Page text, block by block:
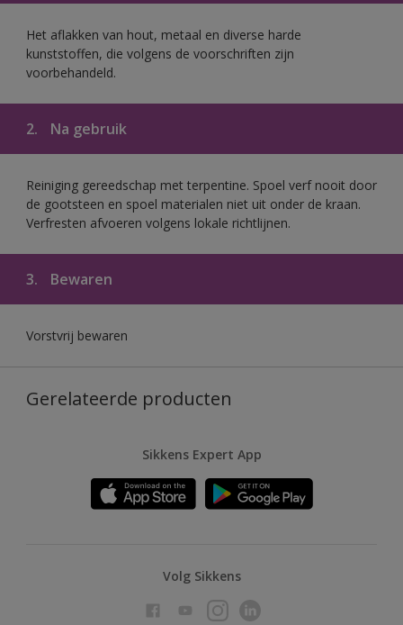
Het aflakken van hout, metaal en diverse harde
kunststoffen, die volgens de voorschriften zijn
voorbehandeld.
2. Na gebruik
Reiniging gereedschap met terpentine. Spoel verf nooit door
de gootsteen en spoel materialen niet uit onder de kraan.
Verfresten afvoeren volgens lokale richtlijnen.
3. Bewaren
Vorstvrij bewaren
Gerelateerde producten
Sikkens Expert App
Volg Sikkens